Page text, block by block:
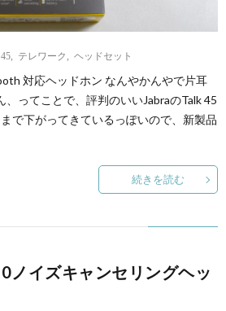
テレワーク ヘッドセット
対応ヘッドホン なんやかんやで片耳
ってことで、評判のいいJabraのTalk 45
で下がってきているっぽいので、新製品
続きを読む
ノイズキャンセリングヘッ